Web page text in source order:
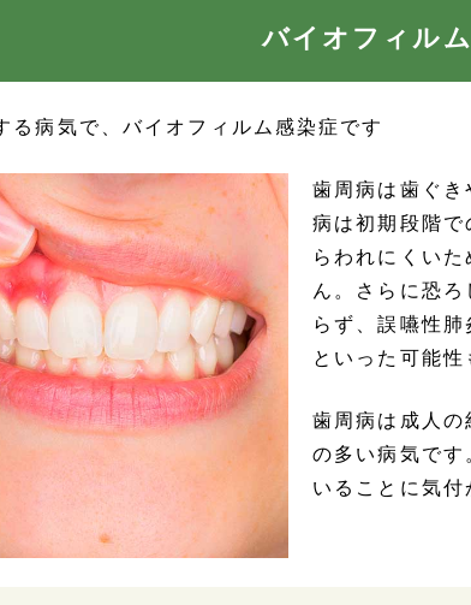
バイオフィル
る病気で、バイオフィルム感染症です
歯周病は歯ぐき
病は初期段階で
らわれにくい
ん。さらに恐
らず、誤嚥性
といった可能性
歯周病は成人
の多い病気です
いることに気付